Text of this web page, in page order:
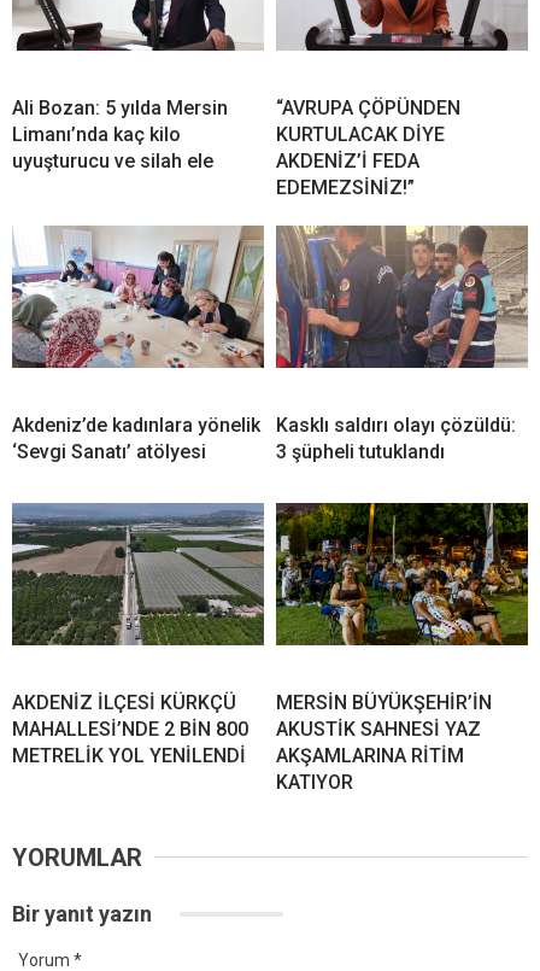
Ali Bozan: 5 yılda Mersin
Limanı’nda kaç kilo
uyuşturucu ve silah ele
“AVRUPA ÇÖPÜNDEN
KURTULACAK DİYE
AKDENİZ’İ FEDA
EDEMEZSİNİZ!”
Akdeniz’de kadınlara yönelik
‘Sevgi Sanatı’ atölyesi
Kasklı saldırı olayı çözüldü:
3 şüpheli tutuklandı
AKDENİZ İLÇESİ KÜRKÇÜ
MAHALLESİ’NDE 2 BİN 800
METRELİK YOL YENİLENDİ
MERSİN BÜYÜKŞEHİR’İN
AKUSTİK SAHNESİ YAZ
AKŞAMLARINA RİTİM
KATIYOR
YORUMLAR
Bir yanıt yazın
Yorum *